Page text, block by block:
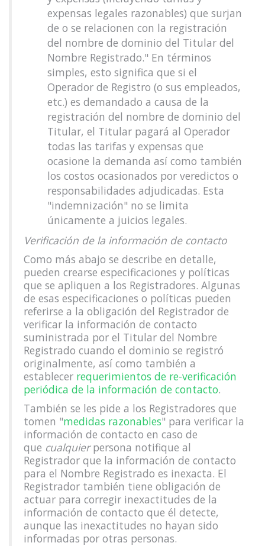
expensas legales razonables) que surjan
de o se relacionen con la registración
del nombre de dominio del Titular del
Nombre Registrado." En términos
simples, esto significa que si el
Operador de Registro (o sus empleados,
etc.) es demandado a causa de la
registración del nombre de dominio del
Titular, el Titular pagará al Operador
todas las tarifas y expensas que
ocasione la demanda así como también
los costos ocasionados por veredictos o
responsabilidades adjudicadas. Esta
"indemnización" no se limita
únicamente a juicios legales.
Verificación de la información de contacto
Como más abajo se describe en detalle,
pueden crearse especificaciones y políticas
que se apliquen a los Registradores. Algunas
de esas especificaciones o políticas pueden
referirse a la obligación del Registrador de
verificar la información de contacto
suministrada por el Titular del Nombre
Registrado cuando el dominio se registró
originalmente, así como también a
establecer requerimientos de re-verificación
periódica de la información de contacto.
También se les pide a los Registradores que
tomen "medidas razonables" para verificar la
información de contacto en caso de
que cualquierpersona notifique al
Registrador que la información de contacto
para el Nombre Registrado es inexacta. El
Registrador también tiene obligación de
actuar para corregir inexactitudes de la
información de contacto que él detecte,
aunque las inexactitudes no hayan sido
informadas por otras personas.